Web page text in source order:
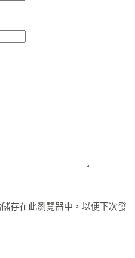
存在此瀏覽器中，以便下次發